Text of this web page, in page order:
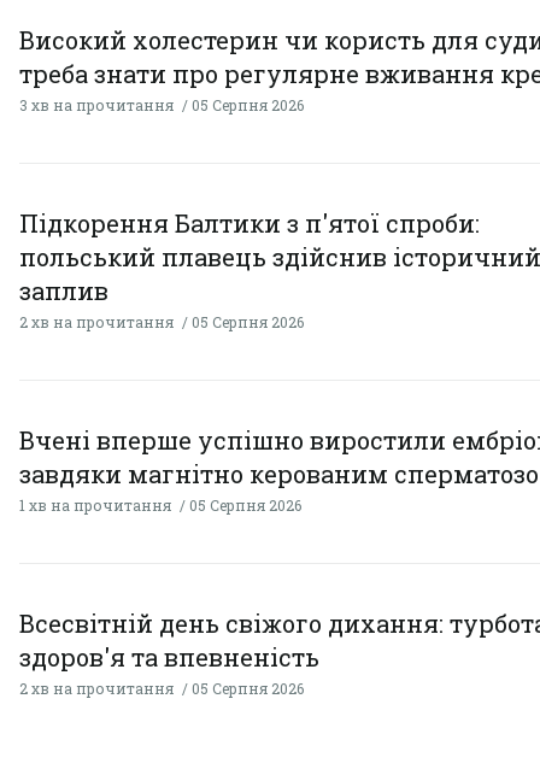
Високий холестерин чи користь для
треба знати про регулярне вживання
3 хв на прочитання 05 Серпня 2026
Підкорення Балтики з п'ятої спроби:
польський плавець здійснив історичний
заплив
2 хв на прочитання 05 Серпня 2026
Вчені вперше успішно виростили
завдяки магнітно керованим
1 хв на прочитання 05 Серпня 2026
Всесвітній день свіжого дихання:
здоров'я та впевненість
2 хв на прочитання 05 Серпня 2026